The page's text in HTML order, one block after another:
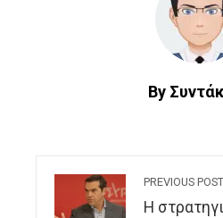
By
PREVIOUS POST
Η